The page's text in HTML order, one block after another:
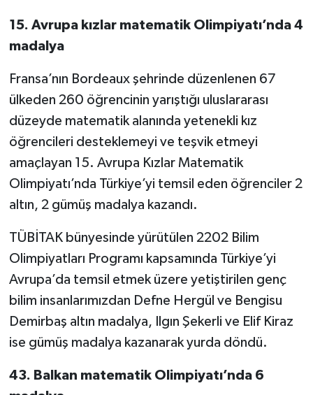
15. Avrupa kızlar matematik Olimpiyatı’nda 4
madalya
Fransa’nın Bordeaux şehrinde düzenlenen 67
ülkeden 260 öğrencinin yarıştığı uluslararası
düzeyde matematik alanında yetenekli kız
öğrencileri desteklemeyi ve teşvik etmeyi
amaçlayan 15. Avrupa Kızlar Matematik
Olimpiyatı’nda Türkiye’yi temsil eden öğrenciler 2
altın, 2 gümüş madalya kazandı.
TÜBİTAK bünyesinde yürütülen 2202 Bilim
Olimpiyatları Programı kapsamında Türkiye’yi
Avrupa’da temsil etmek üzere yetiştirilen genç
bilim insanlarımızdan Defne Hergül ve Bengisu
Demirbaş altın madalya, Ilgın Şekerli ve Elif Kiraz
ise gümüş madalya kazanarak yurda döndü.
43. Balkan matematik Olimpiyatı’nda 6